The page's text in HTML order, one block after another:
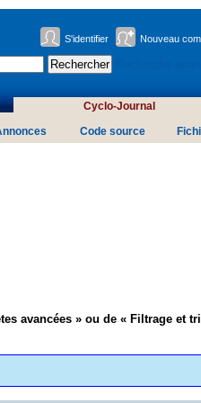
S'identifier Nouveau
Cyclo-Journal
Code source
avancées » ou de « Filtrage et tri